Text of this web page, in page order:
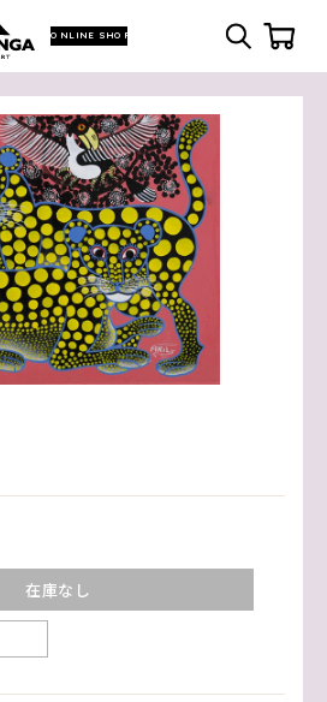
ONLINE SHOP
在庫なし